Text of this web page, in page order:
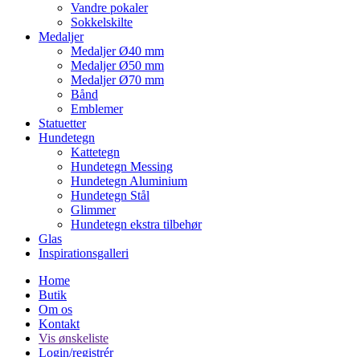
Vandre pokaler
Sokkelskilte
Medaljer
Medaljer Ø40 mm
Medaljer Ø50 mm
Medaljer Ø70 mm
Bånd
Emblemer
Statuetter
Hundetegn
Kattetegn
Hundetegn Messing
Hundetegn Aluminium
Hundetegn Stål
Glimmer
Hundetegn ekstra tilbehør
Glas
Inspirationsgalleri
Home
Butik
Om os
Kontakt
Vis ønskeliste
Login/registrér